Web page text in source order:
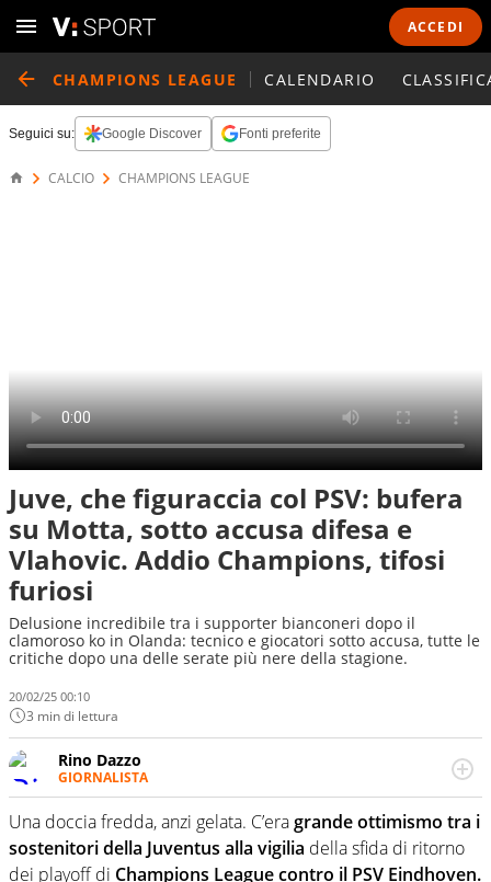
ACCEDI
CHAMPIONS LEAGUE CALENDARIO
Seguici su: Google Discover Fonti preferite
CALCIO CHAMPIONS LEAGUE
Juve, che figuraccia col PSV: bufera
su Motta, sotto accusa difesa e
Vlahovic. Addio Champions, tifosi
furiosi
Delusione incredibile tra i supporter bianconeri dopo il
clamoroso ko in Olanda: tecnico e giocatori sotto accusa, tutte le
critiche dopo una delle serate più nere della stagione.
20/02/25 00:10
3 min di lettura
Rino Dazzo
GIORNALISTA
Se mai ci fosse modo di traslare il glossario del calcio in
una nicchia di esperti, lui ne farebbe parte. Non si perde
una svista arbitrale né gli umori social del mondo delle
curve
Una doccia fredda, anzi gelata. C’eragrande ottimismo tra i
sostenitori della Juventus alla vigilia della sfida di ritorno
dei playoff di Champions League contro il PSV Eindhoven.